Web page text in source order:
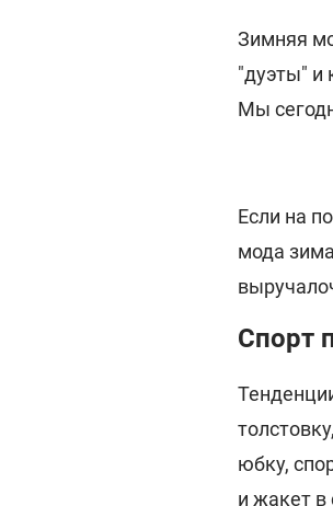
Зимняя
"дуэты" и
Мы
Если на
мода
Спорт
юбку,
и жакет в